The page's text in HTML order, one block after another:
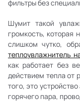
фильтры без
Шумит такой
громкость, которая
слишком чутко,
теплоувлажнитель
как работает без
действием тепла от
того, это
горячего пара,